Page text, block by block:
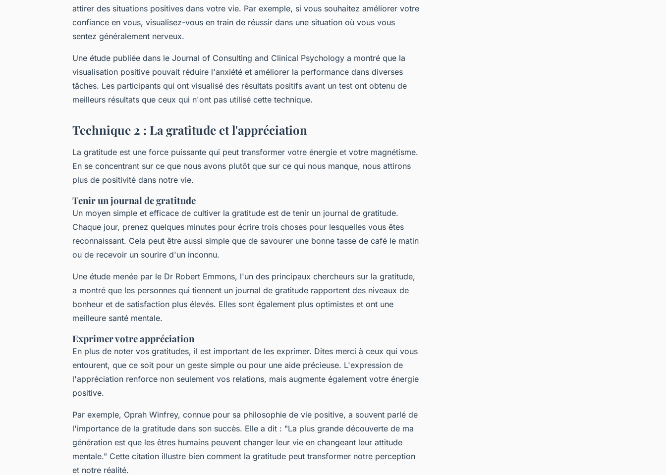
attirer des situations positives dans votre vie. Par exemple, si vous souhaitez améliorer votre
confiance en vous, visualisez-vous en train de réussir dans une situation où vous vous
sentez généralement nerveux.
Une étude publiée dans le Journal of Consulting and Clinical Psychology a montré que la
visualisation positive pouvait réduire l'anxiété et améliorer la performance dans diverses
tâches. Les participants qui ont visualisé des résultats positifs avant un test ont obtenu de
meilleurs résultats que ceux qui n'ont pas utilisé cette technique.
Technique 2 : La gratitude et l'appréciation
La gratitude est une force puissante qui peut transformer votre énergie et votre magnétisme.
En se concentrant sur ce que nous avons plutôt que sur ce qui nous manque, nous attirons
plus de positivité dans notre vie.
Tenir un journal de gratitude
Un moyen simple et efficace de cultiver la gratitude est de tenir un journal de gratitude.
Chaque jour, prenez quelques minutes pour écrire trois choses pour lesquelles vous êtes
reconnaissant. Cela peut être aussi simple que de savourer une bonne tasse de café le matin
ou de recevoir un sourire d'un inconnu.
Une étude menée par le Dr Robert Emmons, l'un des principaux chercheurs sur la gratitude,
a montré que les personnes qui tiennent un journal de gratitude rapportent des niveaux de
bonheur et de satisfaction plus élevés. Elles sont également plus optimistes et ont une
meilleure santé mentale.
Exprimer votre appréciation
En plus de noter vos gratitudes, il est important de les exprimer. Dites merci à ceux qui vous
entourent, que ce soit pour un geste simple ou pour une aide précieuse. L'expression de
l'appréciation renforce non seulement vos relations, mais augmente également votre énergie
positive.
Par exemple, Oprah Winfrey, connue pour sa philosophie de vie positive, a souvent parlé de
l'importance de la gratitude dans son succès. Elle a dit : "La plus grande découverte de ma
génération est que les êtres humains peuvent changer leur vie en changeant leur attitude
mentale." Cette citation illustre bien comment la gratitude peut transformer notre perception
et notre réalité.